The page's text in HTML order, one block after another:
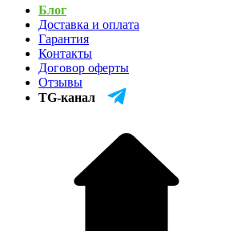
Блог
Доставка и оплата
Гарантия
Контакты
Договор оферты
Отзывы
TG-канал